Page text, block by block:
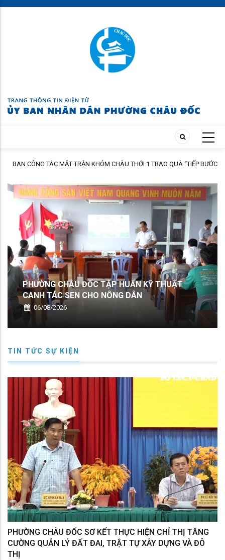
Skip
KHÓM CHÂU THỚI 1 TRAO QUÀ “TIẾP BƯỚC
TRẠM Y TẾ PHƯỜNG
HUẤN KỸ THUẬT
DÂN
PHƯỜNG CHÂU ĐỐC TẬP
CANH TÁC SEN CHO
06/08/2026
TIN TỨC SỰ KIỆN
PHƯỜNG CHÂU ĐỐC SƠ KẾT THỰC HIỆN CHỈ THỊ TĂNG
CƯỜNG QUẢN LÝ ĐẤT ĐAI, TRẬT TỰ XÂY DỰNG VÀ ĐÔ
THỊ